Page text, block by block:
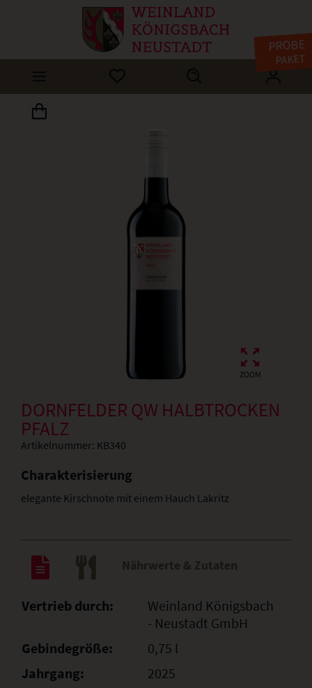
ZOOM
DORNFELDER QW HALBTROCKEN
PFALZ
Artikelnummer: KB340
Charakterisierung
elegante Kirschnote mit einem Hauch Lakritz
Nährwerte & Zutaten
Vertrieb durch:
Weinland Königsbach
- Neustadt GmbH
Gebindegröße:
0,75 l
Jahrgang:
2025
PROBE
PAKET